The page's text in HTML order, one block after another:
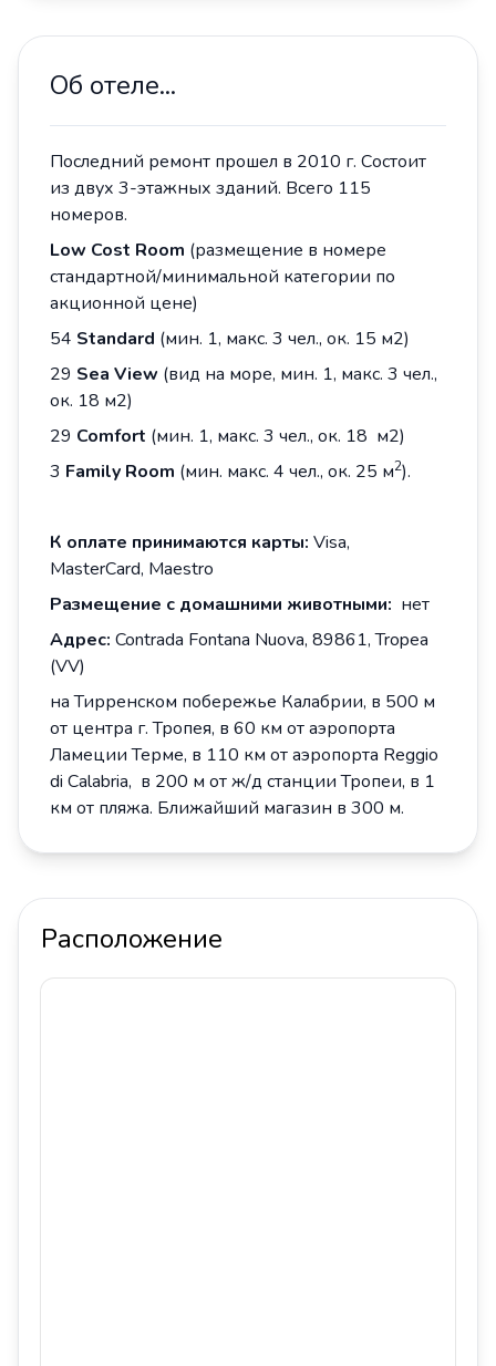
Об отеле...
Последний ремонт прошел в 2010 г. Состоит
из двух 3-этажных зданий. Всего 115
номеров.
Low Cost Room (размещение в номере
стандартной/минимальной категории по
акционной цене)
54 Standard (мин. 1, макс. 3 чел., ок. 15 м2)
29 Sea View (вид на море, мин. 1, макс. 3 чел.,
ок. 18 м2)
29 Comfort (мин. 1, макс. 3 чел., ок. 18 м2)
3 Family Room (мин. макс. 4 чел., ок. 25 м2).
К оплате принимаются карты: Visa,
MasterCard, Maestro
Размещение с домашними животными: нет
Адрес: Contrada Fontana Nuova, 89861, Tropea
(VV)
на Тирренском побережье Калабрии, в 500 м
от центра г. Тропея, в 60 км от аэропорта
Ламеции Терме, в 110 км от аэропорта Reggio
di Calabria, в 200 м от ж/д станции Тропеи, в 1
км от пляжа. Ближайший магазин в 300 м.
Расположение